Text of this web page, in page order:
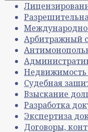
Арбитражный
Недвижимость
Судебная
Взыскание
Разработка
Экспертиза
Договоры,